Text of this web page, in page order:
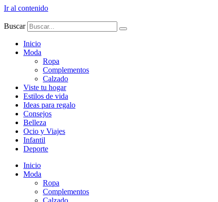
Ir al contenido
Buscar
Inicio
Moda
Ropa
Complementos
Calzado
Viste tu hogar
Estilos de vida
Ideas para regalo
Consejos
Belleza
Ocio y Viajes
Infantil
Deporte
Inicio
Moda
Ropa
Complementos
Calzado